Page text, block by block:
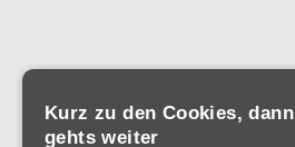
Kurz zu den Cookies, dann
gehts weiter